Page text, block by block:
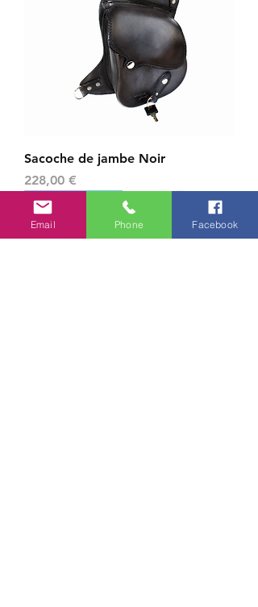
Sacoche de jambe Noir
Prix
228,00 €
Sur commande
Email Phone Facebook